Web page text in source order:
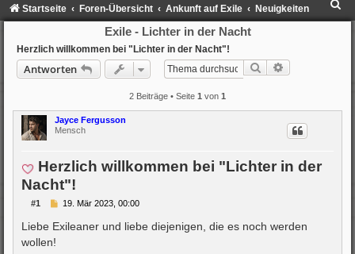
Startseite Foren-Übersicht Ankunft auf Exile Neuigkeiten
Exile - Lichter in der Nacht
Herzlich willkommen bei "Lichter in der Nacht"!
Antworten Suche
2 Beiträge • Seite 1 von 1
Jayce Fergusson
Mensch
Herzlich willkommen bei "Lichter in der
Nacht"!
#1
B
i
t
19. Mär 2023, 00:00
Liebe Exileaner und liebe diejenigen, die es noch werden
wollen!